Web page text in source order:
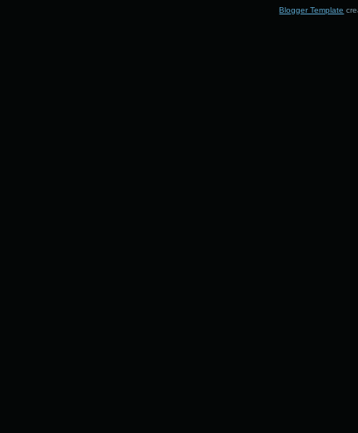
Blogger Template